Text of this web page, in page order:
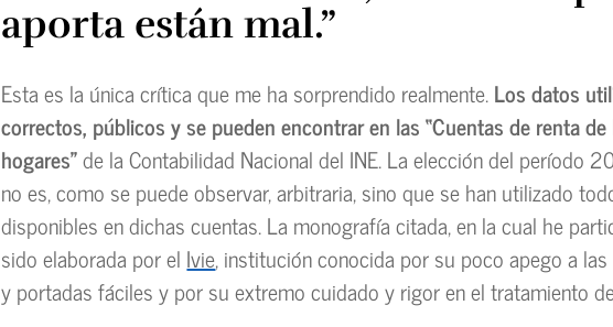
aporta están mal.”
Esta es la única crítica que me ha sorprendido realmente.Los datos
correctos, públicos y se pueden encontrar en las “Cuentas de renta
hogares”de la Contabilidad Nacional del INE. La elección del período
no es, como se puede observar, arbitraria, sino que se han utilizado
disponibles en dichas cuentas. La monografía citada, en la cual he
sido elaborada por el Ivie, institución conocida por su poco apego a
y portadas fáciles y por su extremo cuidado y rigor en el tratamiento